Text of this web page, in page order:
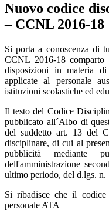
Nuovo codice
– CCNL 2016-18
Si porta a conoscenza di
CCNL 2016-18
disposizioni in materia di
applicate al personale
istituzioni scolastiche ed
Il testo del Codice
pubblicato all´Albo di
del suddetto art. 13 del
disciplinare, di cui al
pubblicità mediante
dell'amministrazione
ultimo periodo, del d.lgs. n.
Si ribadisce che il codice
personale ATA